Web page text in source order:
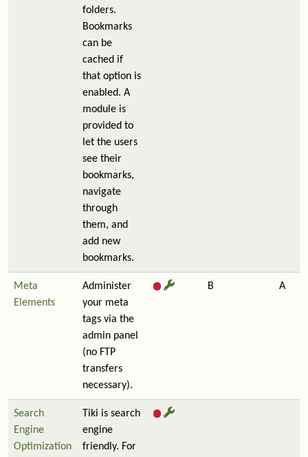
folders.
Bookmarks
can be
cached if
that option is
enabled. A
module is
provided to
let the users
see their
bookmarks,
navigate
through
them, and
add new
bookmarks.
Meta
Elements
Administer
your meta
tags via the
admin panel
(no FTP
transfers
necessary).
B A
Search
Engine
Optimization
Tiki is search
engine
friendly. For